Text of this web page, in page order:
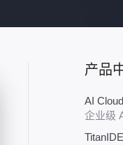
产品
AI
企业级
TitanIDE